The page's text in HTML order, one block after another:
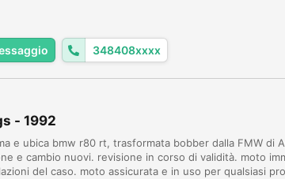
348408xxxx
- 1992
e ubica bmw r80 rt, trasformata bobber dalla FMW di
e cambio nuovi. revisione in corso di validità. moto
del caso. moto assicurata e in uso per qualsiasi